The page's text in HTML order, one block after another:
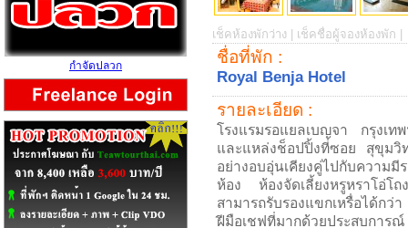
เช็คห้องพักว่าง | เช็คชื่อผู้จองห้องพัก |
ชื่อที่พัก :
Royal Benja Hotel
รายละเอียด :
โรงแรมรอแยลเบญจา กรุงเท
และแหล่งช็อปปิ้งที่ซอย สุขุมวิ
อย่างอบอุ่นเคียงคู่ไปกับความมี
ห้อง ห้องจัดเลี้ยงหรูหราโอ่โ
สามารถรับรองแขกเหรื่อได้ก
ฝีมือเชฟที่มากด้วยประสบการณ์
กำจัดปลวก